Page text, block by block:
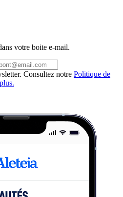
votre boite e-mail.
Consultez notre Politique de